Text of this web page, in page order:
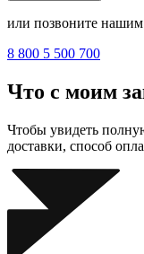
или позвоните
8 800 5 500 700
Что с моим
Чтобы увидеть
доставки, способ